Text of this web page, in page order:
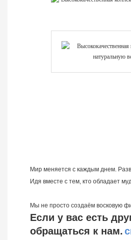
Мир меняется с каждым днем.
Идя вместе с тем, кто обладает
Мы не просто создаём восковую
Если у вас есть
обращаться к нам.